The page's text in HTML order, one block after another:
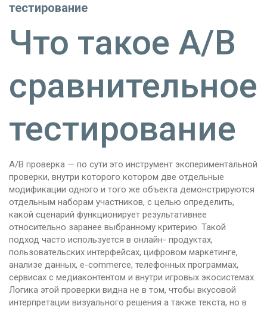
тестирование
Что такое A/B
сравнительное
тестирование
A/B проверка — по сути это инструмент экспериментальной
проверки, внутри которого котором две отдельные
модификации одного и того же объекта демонстрируются
отдельным наборам участников, с целью определить,
какой сценарий функционирует результативнее
относительно заранее выбранному критерию. Такой
подход часто используется в онлайн- продуктах,
пользовательских интерфейсах, цифровом маркетинге,
анализе данных, e-commerce, телефонных программах,
сервисах с медиаконтентом и внутри игровых экосистемах.
Логика этой проверки видна не в том, чтобы вкусовой
интерпретации визуального решения а также текста, но в